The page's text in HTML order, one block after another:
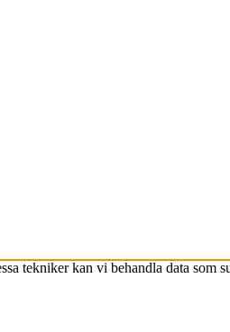
tekniker kan vi behandla data som